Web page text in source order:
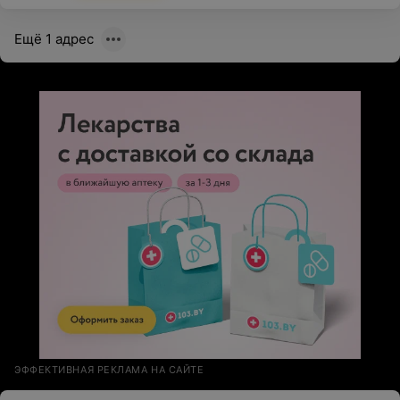
Ещё 1 адрес
ЭФФЕКТИВНАЯ РЕКЛАМА НА САЙТЕ